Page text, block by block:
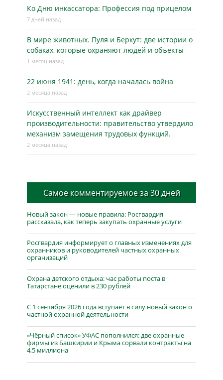
Ко Дню инкассатора: Профессия под прицелом
7 дней назад
В мире животных. Пуля и Беркут: две истории о
собаках, которые охраняют людей и объекты
1 месяц назад
22 июня 1941: день, когда началась война
2 месяца назад
Искусственный интеллект как драйвер
производительности: правительство утвердило
механизм замещения трудовых функций.
2 месяца назад
Самое комментируемое за 30 дней
Новый закон — новые правила: Росгвардия
рассказала, как теперь закупать охранные услуги
Росгвардия информирует о главных изменениях для
охранников и руководителей частных охранных
организаций
Охрана детского отдыха: час работы поста в
Татарстане оценили в 230 рублей
С 1 сентября 2026 года вступает в силу новый закон о
частной охранной деятельности
«Чёрный список» УФАС пополнился: две охранные
фирмы из Башкирии и Крыма сорвали контракты на
4,5 миллиона